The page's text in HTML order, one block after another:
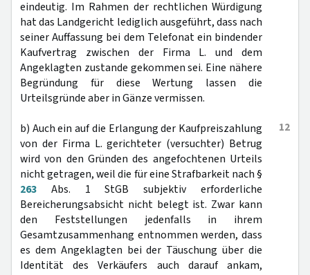
eindeutig. Im Rahmen der rechtlichen Würdigung
hat das Landgericht lediglich ausgeführt, dass nach
seiner Auffassung bei dem Telefonat ein bindender
Kaufvertrag zwischen der Firma L. und dem
Angeklagten zustande gekommen sei. Eine nähere
Begründung für diese Wertung lassen die
Urteilsgründe aber in Gänze vermissen.
12
b) Auch ein auf die Erlangung der Kaufpreiszahlung
von der Firma L. gerichteter (versuchter) Betrug
wird von den Gründen des angefochtenen Urteils
nicht getragen, weil die für eine Strafbarkeit nach §
263 Abs. 1 StGB subjektiv erforderliche
Bereicherungsabsicht nicht belegt ist. Zwar kann
den Feststellungen jedenfalls in ihrem
Gesamtzusammenhang entnommen werden, dass
es dem Angeklagten bei der Täuschung über die
Identität des Verkäufers auch darauf ankam,